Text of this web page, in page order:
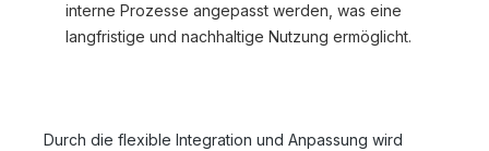
interne Prozesse angepasst werden, was eine
langfristige und nachhaltige Nutzung ermöglicht.
Durch die flexible Integration und Anpassung wird